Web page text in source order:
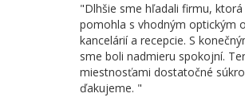
Dlhšie sme hľadali firmu,
pomohla s vhodným optickým
kancelárií a recepcie. S
sme boli nadmieru spokojní.
miestnosťami dostatočné
ďakujeme.